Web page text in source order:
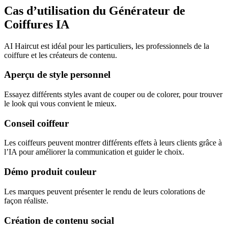
Cas d’utilisation du Générateur de
Coiffures IA
AI Haircut est idéal pour les particuliers, les professionnels de la
coiffure et les créateurs de contenu.
Aperçu de style personnel
Essayez différents styles avant de couper ou de colorer, pour trouver
le look qui vous convient le mieux.
Conseil coiffeur
Les coiffeurs peuvent montrer différents effets à leurs clients grâce à
l’IA pour améliorer la communication et guider le choix.
Démo produit couleur
Les marques peuvent présenter le rendu de leurs colorations de
façon réaliste.
Création de contenu social